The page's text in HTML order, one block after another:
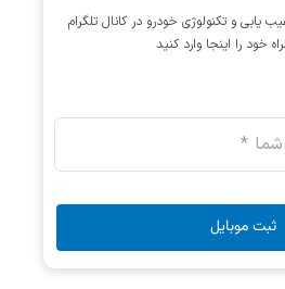
یابی‌ و تکنولوژی خودرو در کانال تلگرام
خود را اینجا وارد کنید
ثبت موبایل